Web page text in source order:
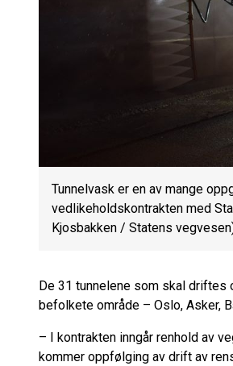
Tunnelvask er en av mange
vedlikeholdskontrakten med
Kjosbakken / Statens
De 31 tunnelene som skal
befolkete område – Oslo, Asker,
– I kontrakten inngår renhold av
kommer oppfølging av drift av